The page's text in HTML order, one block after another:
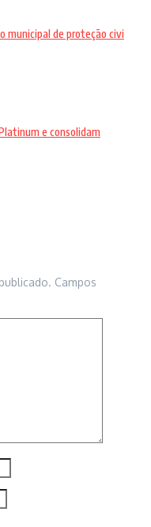
municipal de proteção civi
e consolidam
Campos